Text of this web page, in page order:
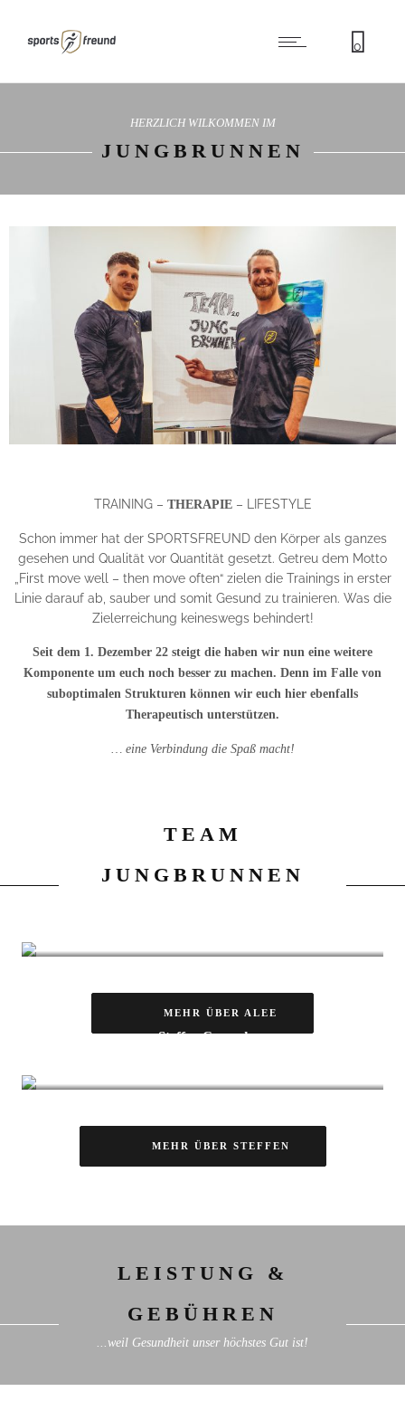
0
HERZLICH WILKOMMEN IM
JUNGBRUNNEN
TRAINING – THERAPIE– LIFESTYLE
Schon immer hat der SPORTSFREUND den Körper als ganzes
gesehen und Qualität vor Quantität gesetzt. Getreu dem Motto
„First move well – then move often“ zielen die Trainings in erster
Linie darauf ab, sauber und somit Gesund zu trainieren. Was die
Zielerreichung keineswegs behindert!
Seit dem 1. Dezember 22 steigt die haben wir nun eine weitere
Komponente um euch noch besser zu machen. Denn im Falle von
suboptimalen Strukturen können wir euch hier ebenfalls
Therapeutisch unterstützen.
… eine Verbindung die Spaß macht!
TEAM
JUNGBRUNNEN
MEHR ÜBER ALEE
Steffen Conrad
MEHR ÜBER STEFFEN
LEISTUNG &
GEBÜHREN
...weil Gesundheit unser höchstes Gut ist!